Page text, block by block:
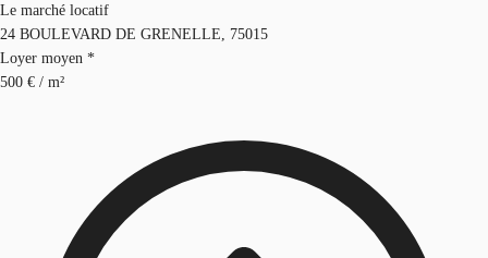
Le marché locatif
24 BOULEVARD DE GRENELLE, 75015
Loyer moyen *
500 € / m²